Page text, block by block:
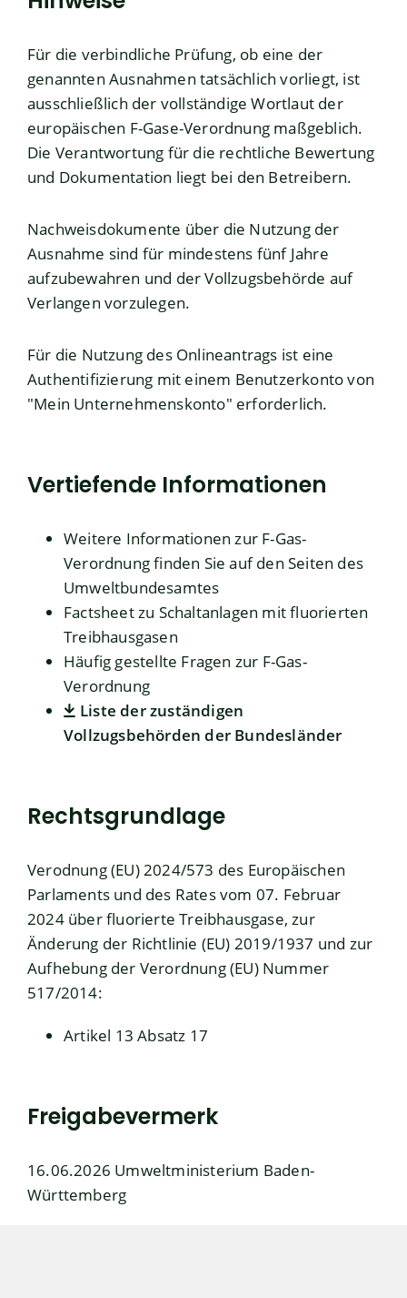
Für die verbindliche Prüfung, ob eine der
genannten Ausnahmen tatsächlich vorliegt, ist
ausschließlich der vollständige Wortlaut der
europäischen F-Gase-Verordnung maßgeblich.
Die Verantwortung für die rechtliche Bewertung
und Dokumentation liegt bei den Betreibern.
Nachweisdokumente über die Nutzung der
Ausnahme sind für mindestens fünf Jahre
aufzubewahren und der Vollzugsbehörde auf
Verlangen vorzulegen.
Für die Nutzung des Onlineantrags ist eine
Authentifizierung mit einem Benutzerkonto von
"Mein Unternehmenskonto" erforderlich.
Vertiefende Informationen
Weitere Informationen zur F-Gas-
Verordnung finden Sie auf den Seiten des
Umweltbundesamtes
Factsheet zu Schaltanlagen mit fluorierten
Treibhausgasen
Häufig gestellte Fragen zur F-Gas-
Verordnung
Liste der zuständigen
Vollzugsbehörden der Bundesländer
Rechtsgrundlage
Verodnung (EU) 2024/573 des Europäischen
Parlaments und des Rates vom 07. Februar
2024 über fluorierte Treibhausgase, zur
Änderung der Richtlinie (EU) 2019/1937 und zur
Aufhebung der Verordnung (EU) Nummer
517/2014:
Artikel 13 Absatz 17
Freigabevermerk
16.06.2026 Umweltministerium Baden-
Württemberg